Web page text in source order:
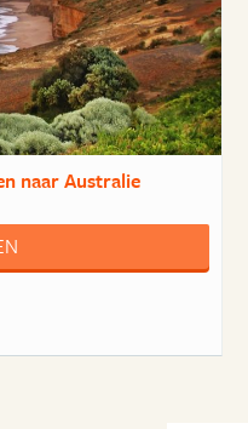
naar Australie